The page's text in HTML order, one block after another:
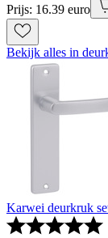
Prijs: 16.39 euro
Bekijk alles in
Karwei deurkruk